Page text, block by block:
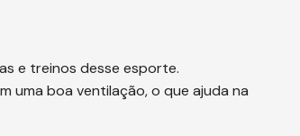
e treinos desse esporte.
uma boa ventilação, o que ajuda na